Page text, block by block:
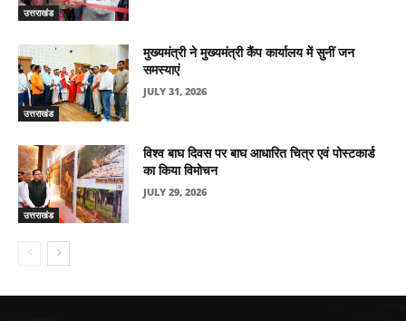
उत्तराखंड
उत्तराखंड
मुख्यमंत्री ने मुख्यमंत्री कैंप कार्यालय में सुनीं जन
समस्याएं
JULY 31, 2026
उत्तराखंड
विश्व बाघ दिवस पर बाघ आधारित चित्र एवं पोस्टकार्ड
का किया विमोचन
JULY 29, 2026